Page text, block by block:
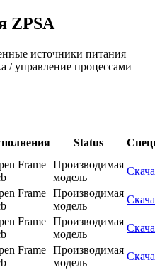
ZPSA
источники питания
/ управление процессами
Status
Frame Производимая
модель
Frame Производимая
модель
Frame Производимая
модель
Frame Производимая
модель